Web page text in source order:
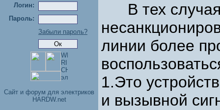
Логин:
Пароль:
Забыли пароль?
Cайт и форум для электриков
HARDW.net
В тех
линии более
1.Это
и вызывной